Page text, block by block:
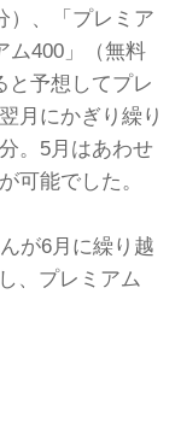
）、「プレミア
ム400」（無料
と予想してプレ
月にかぎり繰り
。5月はあわせ
可能でした。
が6月に繰り越
、プレミアム